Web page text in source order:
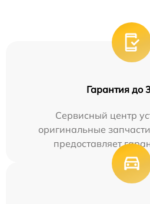
Гарантия до
Сервисный центр
оригинальные
предоставляет